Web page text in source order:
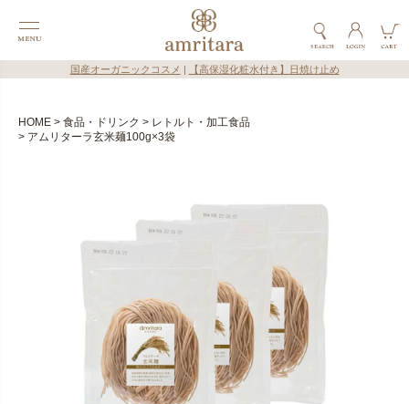
国産オーガニックコスメ 【高保湿化粧水付き】日焼け止め
HOME 食品・ドリンク
レトルト・加工食品
アムリターラ玄米麺100g×3袋